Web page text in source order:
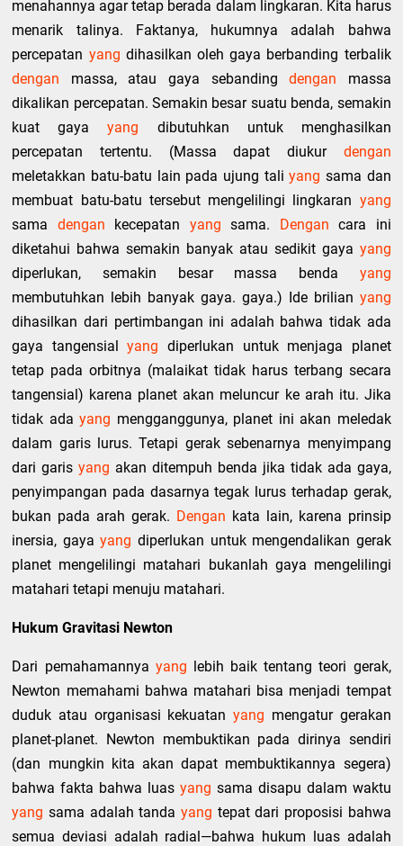
menahannya agar tetap berada dalam lingkaran. Kita harus
menarik talinya. Faktanya, hukumnya adalah bahwa
percepatan yang dihasilkan oleh gaya berbanding terbalik
dengan massa, atau gaya sebandingdengan massa
dikalikan percepatan. Semakin besar suatu benda, semakin
kuat gayayang dibutuhkan untuk menghasilkan
percepatan tertentu. (Massa dapat diukur dengan
meletakkan batu-batu lain pada ujung taliyang sama dan
membuat batu-batu tersebut mengelilingi lingkaran yang
sama dengan kecepatan yang sama. Dengan cara ini
diketahui bahwa semakin banyak atau sedikit gaya yang
diperlukan, semakin besar massa benda yang
membutuhkan lebih banyak gaya. gaya.) Ide brilian yang
dihasilkan dari pertimbangan ini adalah bahwa tidak ada
gaya tangensialyang diperlukan untuk menjaga planet
tetap pada orbitnya (malaikat tidak harus terbang secara
tangensial) karena planet akan meluncur ke arah itu. Jika
tidak adayang mengganggunya, planet ini akan meledak
dalam garis lurus. Tetapi gerak sebenarnya menyimpang
dari garisyang akan ditempuh benda jika tidak ada gaya,
penyimpangan pada dasarnya tegak lurus terhadap gerak,
bukan pada arah gerak. Dengan kata lain, karena prinsip
inersia, gayayang diperlukan untuk mengendalikan gerak
planet mengelilingi matahari bukanlah gaya mengelilingi
matahari tetapi menuju matahari.
Hukum Gravitasi Newton
Dari pemahamannya yang lebih baik tentang teori gerak,
Newton memahami bahwa matahari bisa menjadi tempat
duduk atau organisasi kekuatanyang mengatur gerakan
planet-planet. Newton membuktikan pada dirinya sendiri
(dan mungkin kita akan dapat membuktikannya segera)
bahwa fakta bahwa luas yang sama disapu dalam waktu
yang sama adalah tanda yang tepat dari proposisi bahwa
semua deviasi adalah radial—bahwa hukum luas adalah